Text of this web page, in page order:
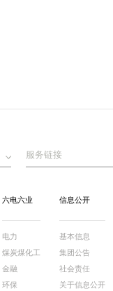
服务链接
六电六业
电力
煤炭煤化工
金融
环保
信息公开
基本信息
集团公告
社会责任
关于信息公开